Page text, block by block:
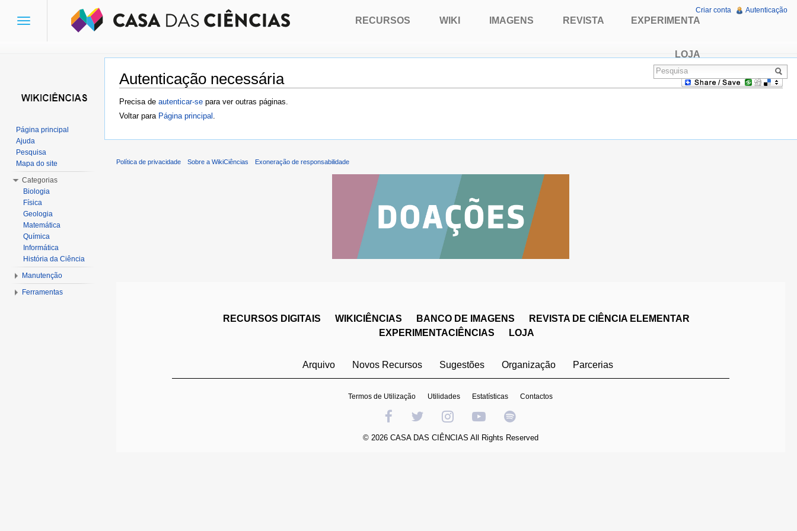
Autenticação necessária
Ir para:navegação,pesquisa
Precisa de autenticar-se para ver outras páginas.
Voltar para Página principal
Toggle
RECURSOS WIKI IMAGENS REVISTA EXPERIMENTA
LOJA
Criar conta Autenticação
Página principal
Ajuda
Pesquisa
Mapa do site
Categorias
Biologia
Física
Geologia
Matemática
Química
Informática
História da Ciência
Manutenção
Ferramentas
Política de privacidade Sobre a WikiCiências Exoneração de responsabilidade
RECURSOS DIGITAIS WIKICIÊNCIAS BANCO DE IMAGENS
REVISTA DE CIÊNCIA ELEMENTAR
EXPERIMENTACIÊNCIAS
LOJA
Arquivo Novos Recursos Sugestões Organização Parcerias
Termos de Utilização Utilidades Estatísticas Contactos
© 2026 CASA DAS CIÊNCIAS All Rights Reserved